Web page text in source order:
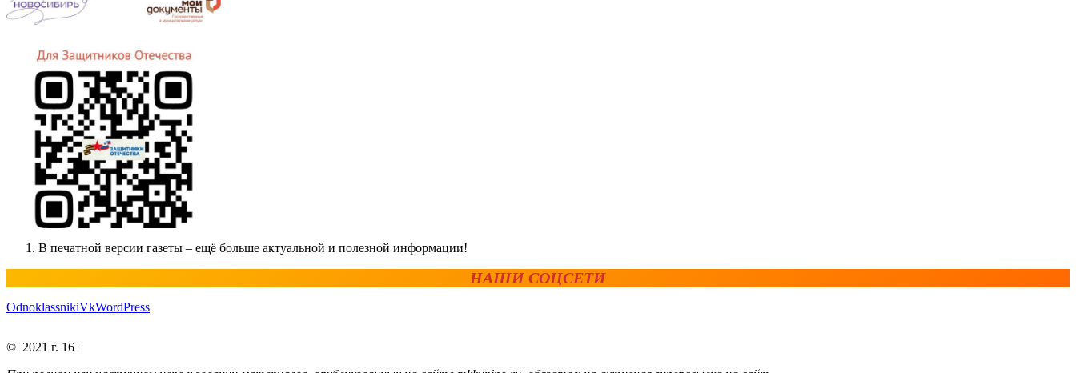
В печатной версии газеты – ещё больше актуальной и полезной информации!
НАШИ СОЦСЕТИ
OdnoklassnikiVkWordPress
© 2021 г. 16+